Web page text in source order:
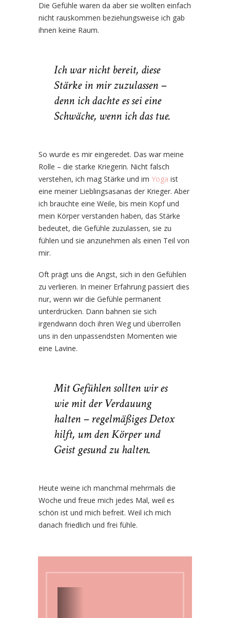
Die Gefühle waren da aber sie wollten einfach
nicht rauskommen beziehungsweise ich gab
ihnen keine Raum.
Ich war nicht bereit, diese
Stärke in mir zuzulassen –
denn ich dachte es sei eine
Schwäche, wenn ich das tue.
So wurde es mir eingeredet. Das war meine
Rolle – die starke Kriegerin. Nicht falsch
verstehen, ich mag Stärke und im Yoga ist
eine meiner Lieblingsasanas der Krieger. Aber
ich brauchte eine Weile, bis mein Kopf und
mein Körper verstanden haben, das Stärke
bedeutet, die Gefühle zuzulassen, sie zu
fühlen und sie anzunehmen als einen Teil von
mir.
Oft prägt uns die Angst, sich in den Gefühlen
zu verlieren. In meiner Erfahrung passiert dies
nur, wenn wir die Gefühle permanent
unterdrücken. Dann bahnen sie sich
irgendwann doch ihren Weg und überrollen
uns in den unpassendsten Momenten wie
eine Lavine.
Mit Gefühlen sollten wir es
wie mit der Verdauung
halten – regelmäßiges Detox
hilft, um den Körper und
Geist gesund zu halten.
Heute weine ich manchmal mehrmals die
Woche und freue mich jedes Mal, weil es
schön ist und mich befreit. Weil ich mich
danach friedlich und frei fühle.